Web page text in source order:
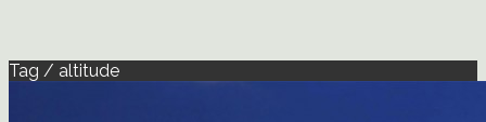
Tag / altitude